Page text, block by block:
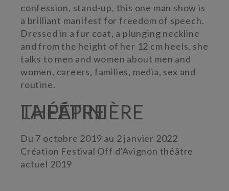
confession, stand-up, this one man show is
a brilliant manifest for freedom of speech.
Dressed in a fur coat, a plunging neckline
and from the height of her 12 cm heels, she
talks to men and women about men and
women, careers, families, media, sex and
routine.
LA PÉPINIÈRE THÉÂTRE
Du 7 octobre 2019 au 2 janvier 2022
Création Festival Off d’Avignon théâtre
actuel 2019